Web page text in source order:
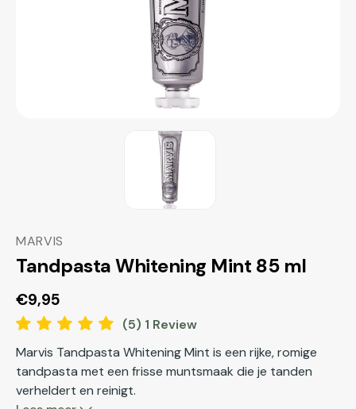
MARVIS
Tandpasta Whitening Mint 85 ml
Normale
prijs
€9,95
(5) 1 Review
Marvis Tandpasta Whitening Mint is een rijke, romige
tandpasta met een frisse muntsmaak die je tanden
verheldert en reinigt.